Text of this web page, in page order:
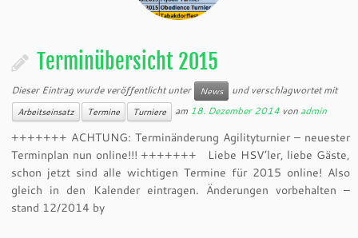
Terminübersicht 2015
Dieser Eintrag wurde veröffentlicht unter News und verschlagwortet mit
Arbeitseinsatz Termine Turniere am 18. Dezember 2014 von admin
+++++++ ACHTUNG: Terminänderung Agilityturnier – neuester
Terminplan nun online!!! +++++++ Liebe HSV’ler, liebe Gäste,
schon jetzt sind alle wichtigen Termine für 2015 online! Also
gleich in den Kalender eintragen. Änderungen vorbehalten –
stand 12/2014 by